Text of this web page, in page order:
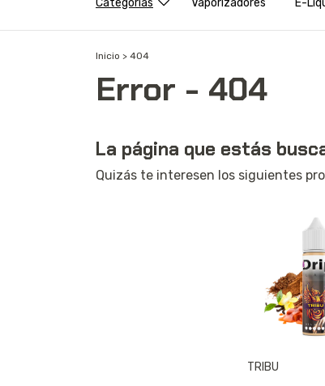
Inicio > 404
Error - 404
La página que estás
Quizás te interesen los siguientes
TRIBU